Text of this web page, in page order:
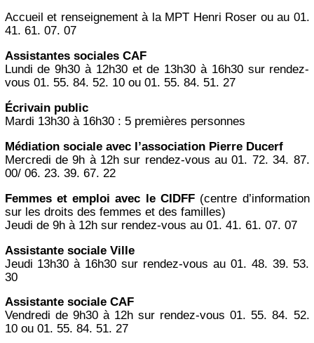
Accueil et renseignement à la MPT Henri Roser ou au 01.
41. 61. 07. 07
Assistantes sociales CAF
Lundi de 9h30 à 12h30 et de 13h30 à 16h30 sur rendez-
vous 01. 55. 84. 52. 10 ou 01. 55. 84. 51. 27
Écrivain public
Mardi 13h30 à 16h30 : 5 premières personnes
Médiation sociale avec l’association Pierre Ducerf
Mercredi de 9h à 12h sur rendez-vous au 01. 72. 34. 87.
00/ 06. 23. 39. 67. 22
Femmes et emploi avec le CIDFF(centre d’information
sur les droits des femmes et des familles)
Jeudi de 9h à 12h sur rendez-vous au 01. 41. 61. 07. 07
Assistante sociale Ville
Jeudi 13h30 à 16h30 sur rendez-vous au 01. 48. 39. 53.
30
Assistante sociale CAF
Vendredi de 9h30 à 12h sur rendez-vous 01. 55. 84. 52.
10 ou 01. 55. 84. 51. 27